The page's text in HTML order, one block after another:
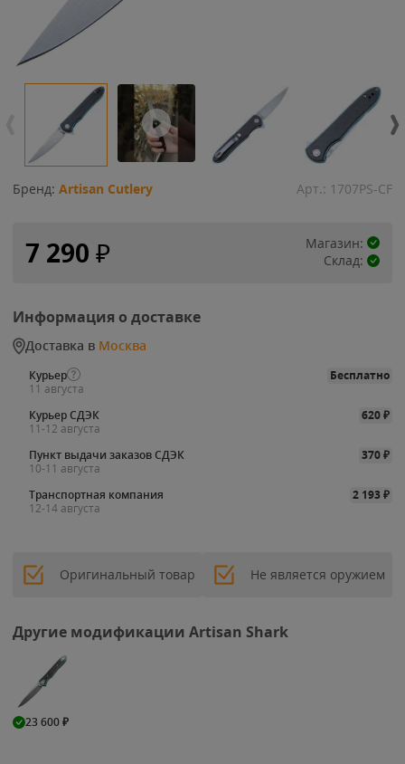
Бренд: Artisan Cutlery Арт.: 1707PS-CF
7 290 ₽
Магазин:
Склад:
Информация о доставке
Доставка в Москва
Курьер
Бесплатно
11 августа
Курьер СДЭК
620₽
11-12 августа
Пункт выдачи заказов СДЭК
370₽
10-11 августа
Транспортная компания
2 193₽
12-14 августа
Оригинальный товар Не является оружием
Другие модификации Artisan Shark
23 600₽